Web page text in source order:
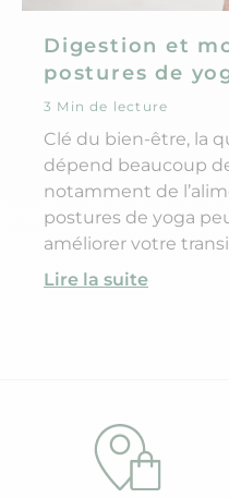
Digestion et
postures de
le transit
3 Min de lecture
Clé du bien-être, la
dépend beaucoup
notamment de
postures de yoga
améliorer votre
Lire la suite